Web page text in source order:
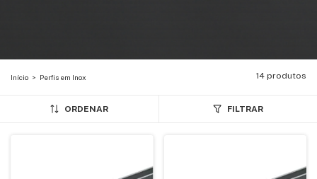
Início > Perfis em Inox 14 produtos
ORDENAR FILTRAR